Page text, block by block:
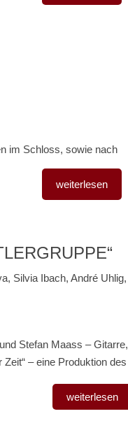
im Schloss, sowie nach
weiterlesen
Silvia Ibach, André Uhlig,
Stefan Maass – Gitarre,
– eine Produktion des
weiterlesen